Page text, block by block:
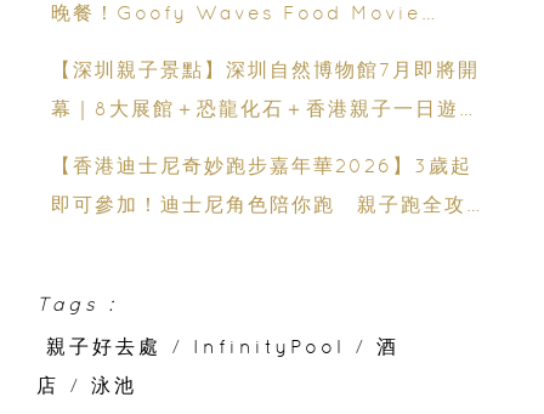
晚餐！Goofy Waves Food Movie
【深圳親子景點】深圳自然博物館7月即將開
幕｜8大展館＋恐龍化石＋香港親子一日遊推
【香港迪士尼奇妙跑步嘉年華2026】3歲起
即可參加！迪士尼角色陪你跑 親子跑全攻略
Tags :
親子好去處
/ InfinityPool /
酒
店
/ 泳池